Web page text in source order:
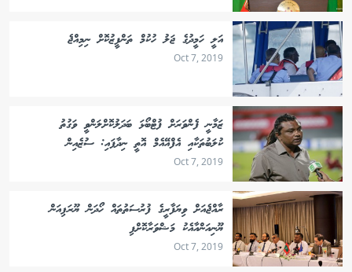
އަލީ ހަމީދުގެ ޖަލު ހުކުމް ތަންފީޒުކޮށް ނިމިއްޖެ
Oct 7, 2019
ޒަމާނީ ފެންވަރަށް ފުޓްބޯޅަ ބަދަލުކޮށްލަންވީ ވަގުތު
ކުލަބުތަކާއި އެފްއޭއެމް އޮތީ ނިދާފައި: ސުޒެއިން
Oct 7, 2019
ރާއްޖެއަށް ވިޔަފާރީގެ ފުރުސަތުތައް ހޯދަން ޔޫރަޕިއަން
ޔޫނިއަންއާއެކު މަޝްވަރާކޮށްފި
Oct 7, 2019